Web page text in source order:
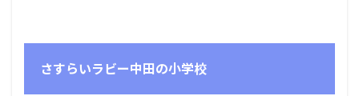
さすらいラビー中田の小学校